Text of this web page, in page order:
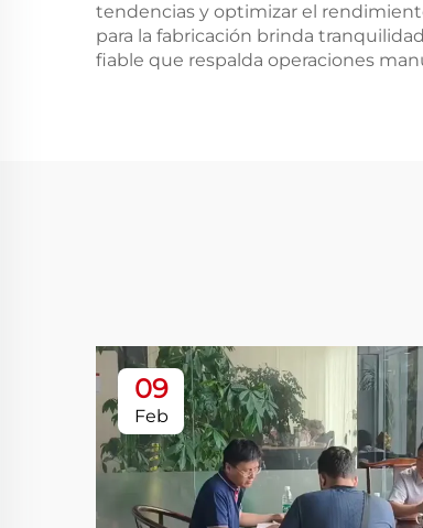
tendencias y optimizar el
para la fabricación brinda
fiable que respalda operaciones
09
Feb